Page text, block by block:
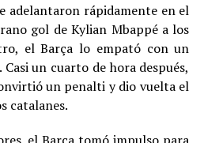
adelantaron rápidamente en el
gol de Kylian Mbappé a los
el Barça lo empató con un
un cuarto de hora después,
un penalti y dio vuelta el
catalanes.